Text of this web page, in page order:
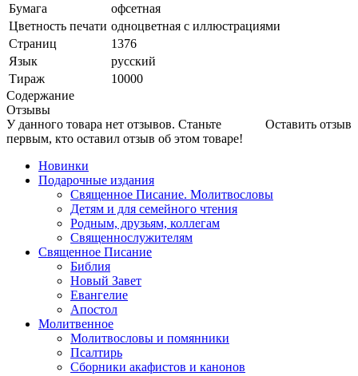
Бумага
офсетная
Цветность печати одноцветная с иллюстрациями
Страниц
1376
Язык
русский
Тираж
10000
Содержание
Отзывы
Оставить отзыв
У данного товара нет отзывов. Станьте
первым, кто оставил отзыв об этом товаре!
Новинки
Подарочные издания
Священное Писание. Молитвословы
Детям и для семейного чтения
Родным, друзьям, коллегам
Священнослужителям
Священное Писание
Библия
Новый Завет
Евангелие
Апостол
Молитвенное
Молитвословы и помянники
Псалтирь
Сборники акафистов и канонов